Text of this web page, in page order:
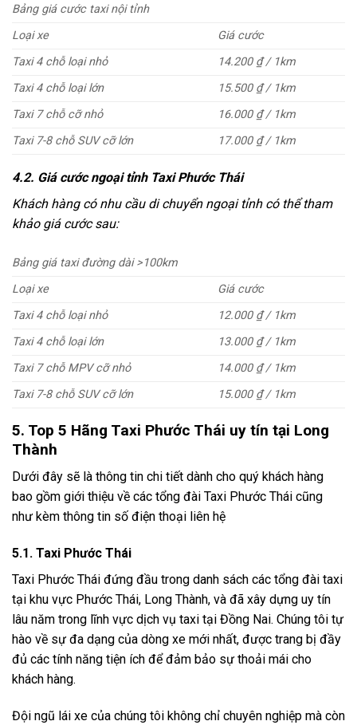
Bảng giá cước taxi nội tỉnh
Loại xe
Giá cước
Taxi 4 chỗ loại nhỏ
14.200 ₫ / 1km
Taxi 4 chỗ loại lớn
15.500 ₫ / 1km
Taxi 7 chỗ cỡ nhỏ
16.000 ₫ / 1km
Taxi 7-8 chỗ SUV cỡ lớn
17.000 ₫ / 1km
4.2. Giá cước ngoại tỉnh Taxi Phước Thái
Khách hàng có nhu cầu di chuyển ngoại tỉnh có thể tham
khảo giá cước sau:
Bảng giá taxi đường dài >100km
Loại xe
Giá cước
Taxi 4 chỗ loại nhỏ
12.000 ₫ / 1km
Taxi 4 chỗ loại lớn
13.000 ₫ / 1km
Taxi 7 chỗ MPV cỡ nhỏ
14.000 ₫ / 1km
Taxi 7-8 chỗ SUV cỡ lớn
15.000 ₫ / 1km
5. Top 5 Hãng Taxi Phước Thái uy tín tại Long
Thành
Dưới đây sẽ là thông tin chi tiết dành cho quý khách hàng
bao gồm giới thiệu về các tổng đài Taxi Phước Thái cũng
như kèm thông tin số điện thoại liên hệ
5.1. Taxi Phước Thái
Taxi Phước Thái đứng đầu trong danh sách các tổng đài taxi
tại khu vực Phước Thái, Long Thành, và đã xây dựng uy tín
lâu năm trong lĩnh vực dịch vụ taxi tại Đồng Nai. Chúng tôi tự
hào về sự đa dạng của dòng xe mới nhất, được trang bị đầy
đủ các tính năng tiện ích để đảm bảo sự thoải mái cho
khách hàng.
Đội ngũ lái xe của chúng tôi không chỉ chuyên nghiệp mà còn